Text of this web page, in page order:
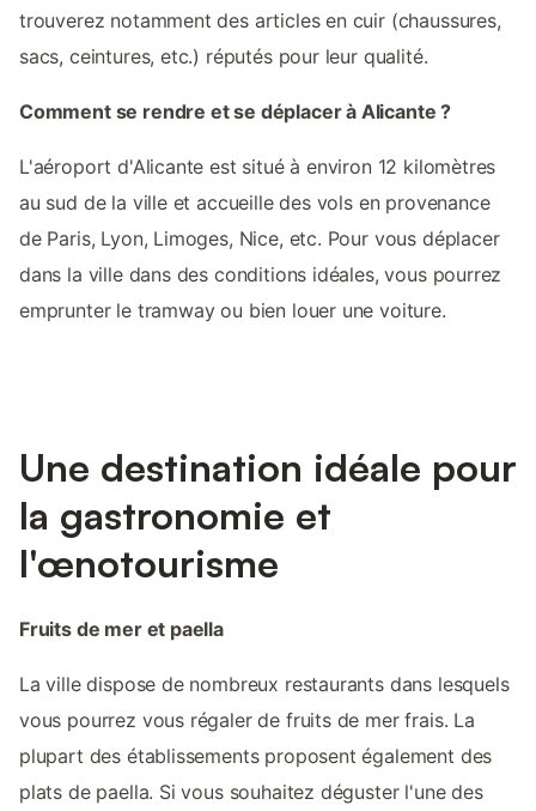
trouverez notamment des articles en cuir (chaussures,
sacs, ceintures, etc.) réputés pour leur qualité.
Comment se rendre et se déplacer à Alicante ?
L'aéroport d'Alicante est situé à environ 12 kilomètres
au sud de la ville et accueille des vols en provenance
de Paris, Lyon, Limoges, Nice, etc. Pour vous déplacer
dans la ville dans des conditions idéales, vous pourrez
emprunter le tramway ou bien louer une voiture.
Une destination idéale pour
la gastronomie et
l'œnotourisme
Fruits de mer et paella
La ville dispose de nombreux restaurants dans lesquels
vous pourrez vous régaler de fruits de mer frais. La
plupart des établissements proposent également des
plats de paella. Si vous souhaitez déguster l'une des